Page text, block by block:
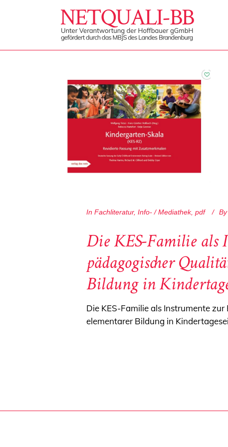
In Fachliteratur, Info- / Mediathek, pdf By
Die KES-Familie als
pädagogischer
Bildung in
Die KES-Familie als Instrumente
elementarer Bildung in